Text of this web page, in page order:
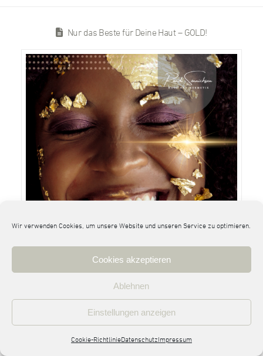
Wir verwenden Cookies, um unsere Website und unseren Service zu optimieren.
Cookies akzeptieren
Ablehnen
Einstellungen anzeigen
Cookie-RichtlinieDatenschutz Impressum
Nur das Beste für Deine Haut – GOLD!